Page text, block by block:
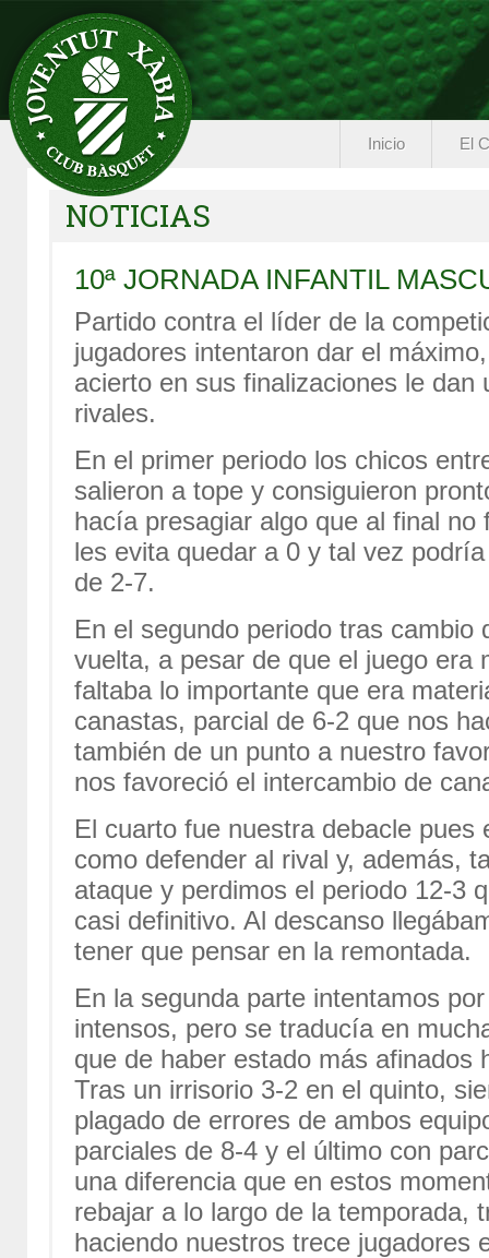
Inicio El
NOTICIAS
10ª JORNADA INFANTIL
Partido contra el líder de la
jugadores intentaron dar el
acierto en sus finalizaciones le
rivales.
En el primer periodo los chicos
salieron a tope y consiguieron
hacía presagiar algo que al final
les evita quedar a 0 y tal vez
de 2-7.
En el segundo periodo tras cambio
vuelta, a pesar de que el juego era
faltaba lo importante que era
canastas, parcial de 6-2 que nos
también de un punto a nuestro
nos favoreció el intercambio de
El cuarto fue nuestra debacle
como defender al rival y, además,
ataque y perdimos el periodo 12-3
casi definitivo. Al descanso
tener que pensar en la remontada.
En la segunda parte intentamos
intensos, pero se traducía en
que de haber estado más afinados
Tras un irrisorio 3-2 en el quinto,
plagado de errores de ambos
parciales de 8-4 y el último con
una diferencia que en estos
rebajar a lo largo de la temporada,
haciendo nuestros trece jugadores